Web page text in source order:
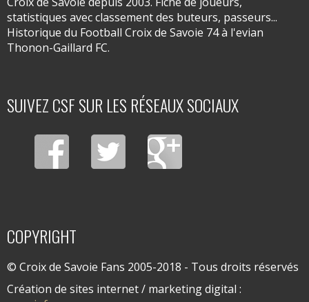
statistiques avec classement des buteurs, passeurs...
Historique du Football Croix de Savoie 74 à l'evian
Thonon-Gaillard FC.
SUIVEZ CSF SUR LES RÉSEAUX SOCIAUX
COPYRIGHT
© Croix de Savoie Fans 2005-2018 - Tous droits réservés
Création de sites internet / marketing digital :